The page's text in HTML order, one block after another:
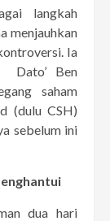
langkah
menjauhkan
Ia
Dato’ Ben
saham
(dulu CSH)
sebelum ini
dua hari